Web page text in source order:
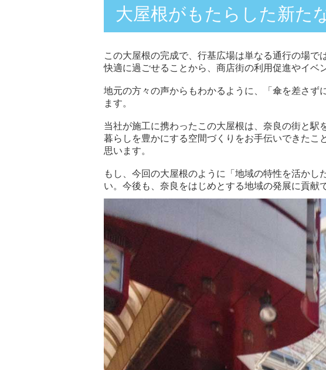
大屋根がもたらした新た
この大屋根の完成で、行基広場は単なる通行の場
快適に過ごせることから、商店街の利用促進やイベ
地元の方々の声からもわかるように、「傘を差さ
ます。
当社が施工に携わったこの大屋根は、奈良の街と駅
暮らしを豊かにする空間づくりをお手伝いできたこ
思います。
もし、今回の大屋根のように「地域の特性を活か
い。今後も、奈良をはじめとする地域の発展に貢献